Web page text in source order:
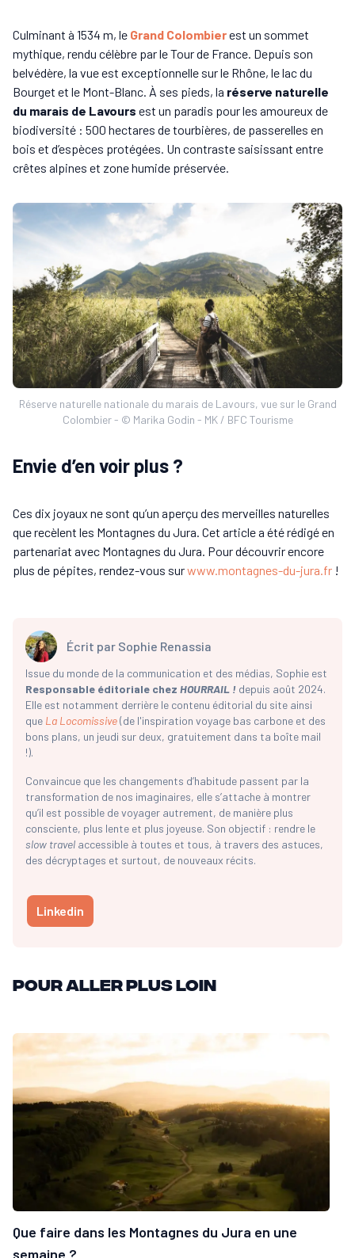
Culminant à 1534 m, le Grand Colombierest un sommet
mythique, rendu célèbre par le Tour de France. Depuis son
belvédère, la vue est exceptionnelle sur le Rhône, le lac du
Bourget et le Mont-Blanc. À ses pieds, la réserve naturelle
du marais de Lavours est un paradis pour les amoureux de
biodiversité : 500 hectares de tourbières, de passerelles en
bois et d’espèces protégées. Un contraste saisissant entre
crêtes alpines et zone humide préservée.
Réserve naturelle nationale du marais de Lavours, vue sur le Grand
Colombier - © Marika Godin - MK / BFC Tourisme
Envie d’en voir plus ?
Ces dix joyaux ne sont qu’un aperçu des merveilles naturelles
que recèlent les Montagnes du Jura. Cet article a été rédigé en
partenariat avec Montagnes du Jura. Pour découvrir encore
plus de pépites, rendez-vous surwww.montagnes-du-jura.fr !
Écrit par Sophie Renassia
Issue du monde de la communication et des médias, Sophie est
Responsable éditoriale chez HOURRAIL ! depuis août 2024.
Elle est notamment derrière le contenu éditorial du site ainsi
que La Locomissive(de l'inspiration voyage bas carbone et des
bons plans, un jeudi sur deux, gratuitement dans ta boîte mail
!).
Convaincue que les changements d’habitude passent par la
transformation de nos imaginaires, elle s’attache à montrer
qu’il est possible de voyager autrement, de manière plus
consciente, plus lente et plus joyeuse. Son objectif : rendre le
slow travel accessible à toutes et tous, à travers des astuces,
des décryptages et surtout, de nouveaux récits.
Linkedin
Pour aller plus loin
Que faire dans les Montagnes du Jura en une
semaine ?